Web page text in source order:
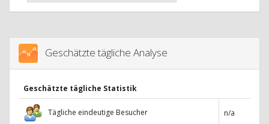
Geschätzte tägliche Analyse
Geschätzte tägliche Statistik
Tägliche eindeutige Besucher n/a